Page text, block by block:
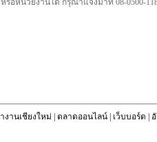
รือหน่วยงานใด กรุณาแจ้งมาที่ 08-0500-
งานเชียงใหม่ | ตลาดออนไลน์| เว็บบอร์ด |